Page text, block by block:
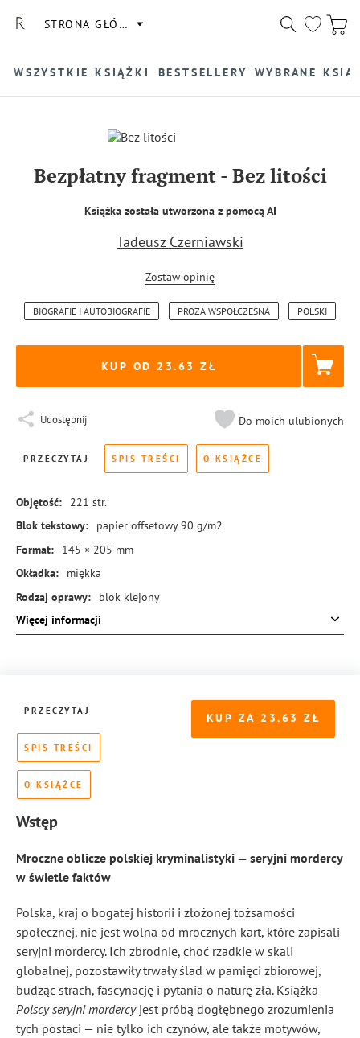
STRONA GŁÓWNA
WSZYSTKIE KSIĄŻKI BESTSELLERY WYBRANE
Bezpłatny fragment-Bez litości
Książka została utworzona z pomocą AI
Tadeusz Czerniawski
Zostaw opinię
BIOGRAFIE I AUTOBIOGRAFIE PROZA WSPÓŁCZESNA POLSKI
KUP OD 23.63
Udostępnij Do moich ulubionych
PRZECZYTAJ SPIS TREŚCI O KSIĄŻCE
Objętość: 221 str.
Blok tekstowy:
papier offsetowy 90 g/m2
Format:
145 × 205 mm
Okładka:
miękka
Rodzaj oprawy:
blok klejony
ISBN:
978-83-8431-601-6
Więcej informacji
KUP ZA 23.63
PRZECZYTAJ
SPIS TREŚCI
O KSIĄŻCE
Wstęp
Mroczne oblicze polskiej kryminalistyki — seryjni mordercy
w świetle faktów
Polska, kraj o bogatej historii i złożonej tożsamości
społecznej, nie jest wolna od mrocznych kart, które zapisali
seryjni mordercy. Ich zbrodnie, choć rzadkie w skali
globalnej, pozostawiły trwały ślad w pamięci zbiorowej,
budząc strach, fascynację i pytania o naturę zła. Książka
Polscy seryjni mordercyjest próbą dogłębnego zrozumienia
tych postaci — nie tylko ich czynów, ale także motywów,